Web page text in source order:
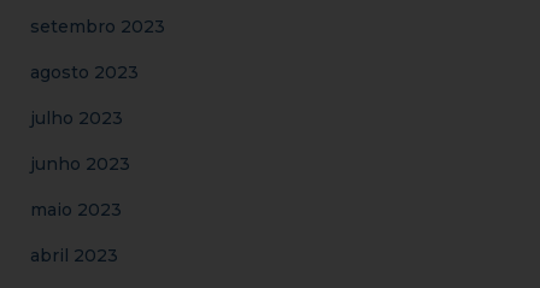
setembro 2023
agosto 2023
julho 2023
junho 2023
maio 2023
abril 2023